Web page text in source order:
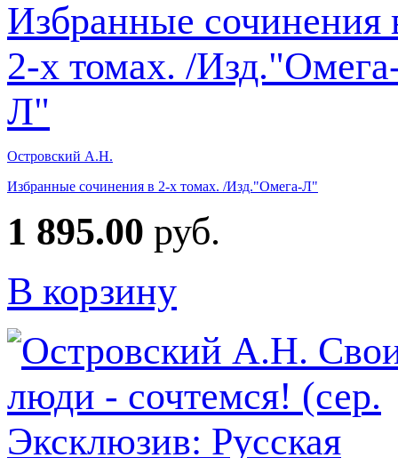
Островский А.Н.
Избранные сочинения в 2-х томах. /Изд."Омега-Л"
1 895.00 руб.
В корзину